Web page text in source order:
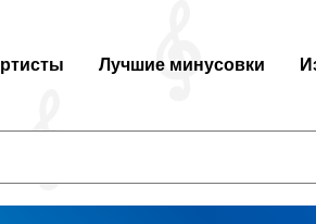
Лучшие минусовки